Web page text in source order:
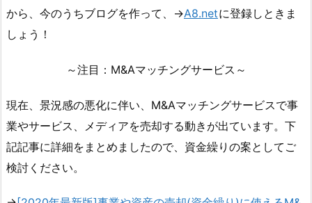
から、今のうちブログを作って、→A8.netに登録しときま
しょう！
～注目：M&Aマッチングサービス～
現在、景況感の悪化に伴い、M&Aマッチングサービスで事
業やサービス、メディアを売却する動きが出ています。下
記記事に詳細をまとめましたので、資金繰りの案としてご
検討ください。